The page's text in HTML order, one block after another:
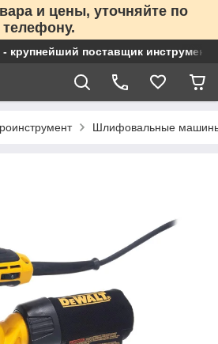
и цены, уточняйте по
телефону.
- крупнейший поставщик
Шлифовальные